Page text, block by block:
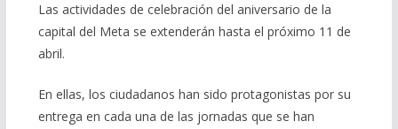
Las actividades de celebración del aniversario de la
capital del Meta se extenderán hasta el próximo 11 de
abril.
En ellas, los ciudadanos han sido protagonistas por su
entrega en cada una de las jornadas que se han